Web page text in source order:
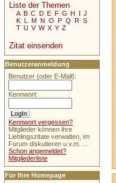
Liste der Themen
A B C D E F G H I J
K L M N O P Q R S
T U V W X Y Z
Zitat einsenden
Benutzeranmeldung
Benutzer (oder E-Mail):
Kennwort:
Kennwort vergessen?
Mitglieder können ihre
Lieblingszitate verwalten, im
Forum diskutieren u.v.m. ...
Schon angemeldet?
Mitgliederliste
Für Ihre Homepage